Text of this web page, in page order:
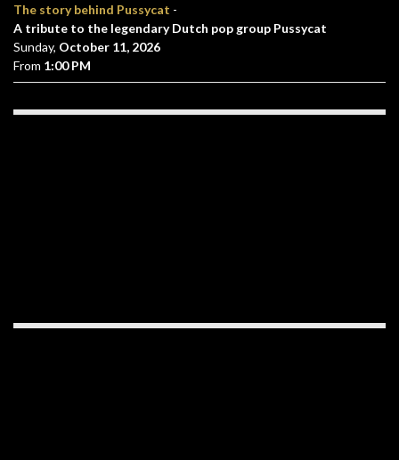
The story behind Pussycat -
A tribute to the legendary Dutch pop group Pussycat
Sunday, October 11, 2026
From 1:00 PM